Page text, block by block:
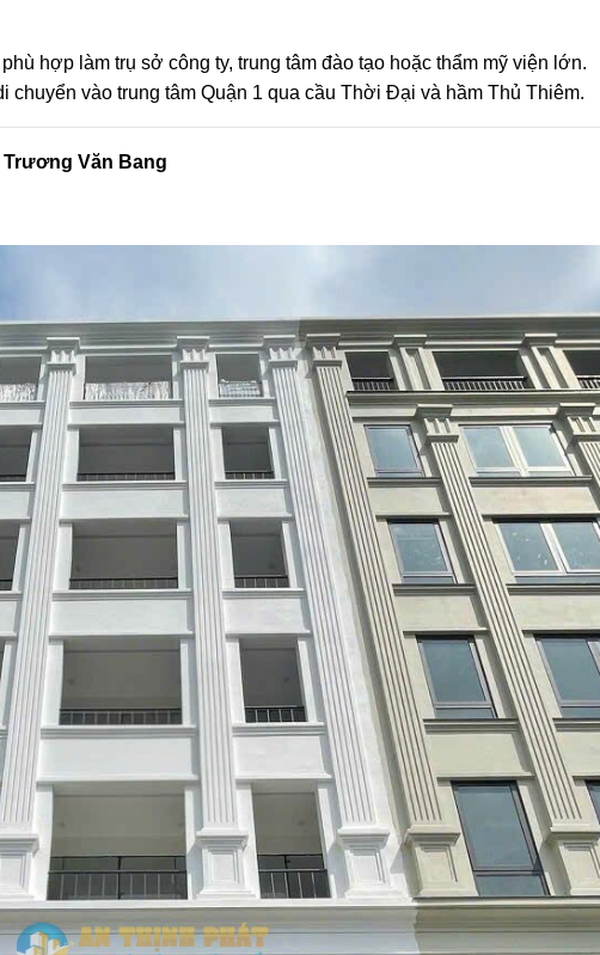
phù hợp làm trụ sở công ty, trung tâm đào tạo hoặc thẩm mỹ viện lớn.
chuyển vào trung tâm Quận 1 qua cầu Thời Đại và hầm Thủ Thiêm.
Văn Bang